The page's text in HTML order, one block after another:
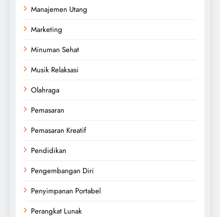
Manajemen Utang
Marketing
Minuman Sehat
Musik Relaksasi
Olahraga
Pemasaran
Pemasaran Kreatif
Pendidikan
Pengembangan Diri
Penyimpanan Portabel
Perangkat Lunak